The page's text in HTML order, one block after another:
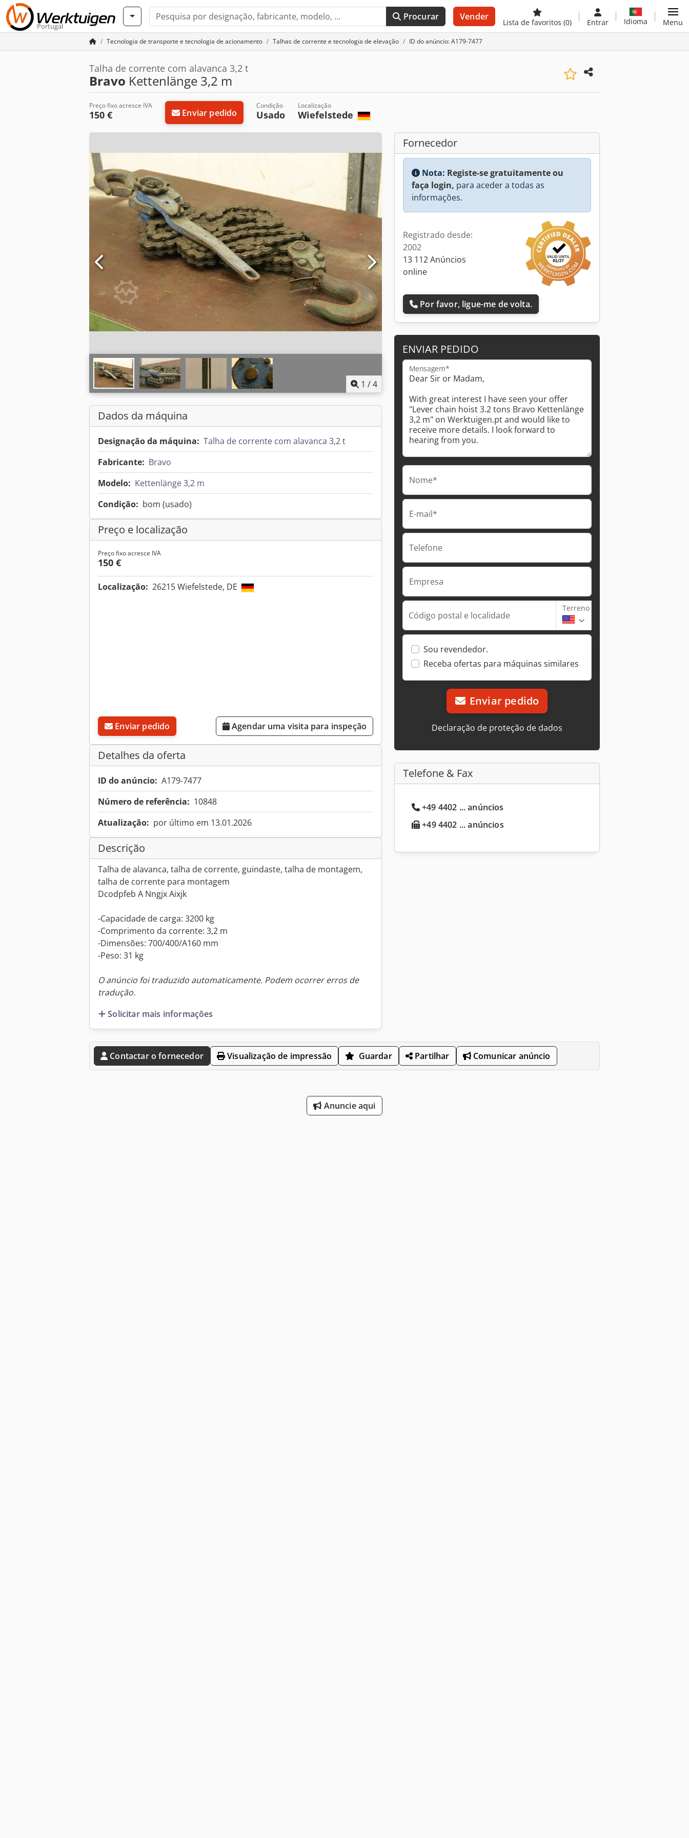
Portugal
Procurar Vender
Lista de favoritos (0) Entrar Idioma Menu
Tecnologia de transporte e tecnologia de acionamento Talhas de corrente e tecnologia de elevação ID do anúncio: A179-7477
Talha de corrente com alavanca 3,2 t
Bravo Kettenlänge 3,2 m
Preço fixo acresce IVA
150 € Enviar pedido
Condição
Usado
Localização
Wiefelstede
1 /4
Dados da máquina
Designação da máquina: Talha de corrente com alavanca 3,2 t
Fabricante: Bravo
Modelo: Kettenlänge 3,2 m
Condição: bom (usado)
Preço e localização
Preço fixo acresce IVA
150 €
Localização: 26215 Wiefelstede, DE
Enviar pedido Agendar uma visita para inspeção
Detalhes da oferta
ID do anúncio: A179-7477
Número de referência: 10848
Atualização: por último em 13.01.2026
Descrição
Talha de alavanca, talha de corrente, guindaste, talha de montagem,
talha de corrente para montagem
Dcodpfeb A Nngjx Aixjk
-Capacidade de carga: 3200 kg
-Comprimento da corrente: 3,2 m
-Dimensões: 700/400/A160 mm
-Peso: 31 kg
O anúncio foi traduzido automaticamente. Podem ocorrer erros de
tradução.
Solicitar mais informações
Fornecedor
Nota: Registe-se gratuitamente ou
faça login, para aceder a todas as
informações.
Registrado desde:
2002
13 112 Anúncios
online
Por favor, ligue-me de volta.
ENVIAR PEDIDO
Mensagem*
Nome*
E-mail*
Telefone
Empresa
Código postal e localidade
Terreno
Sou revendedor.
Receba ofertas para máquinas similares
Enviar pedido
Declaração de proteção de dados
Telefone & Fax
+49 4402 ... anúncios
+49 4402 ... anúncios
Contactar o fornecedor Visualização de impressão Guardar Partilhar Comunicar anúncio
Anuncie aqui